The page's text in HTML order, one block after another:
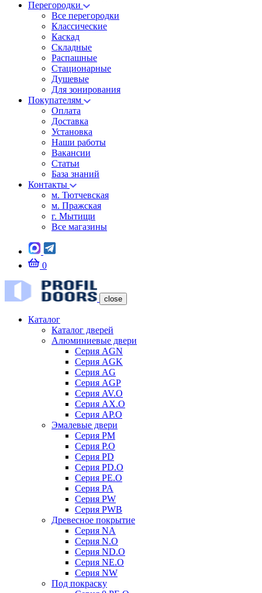
Перегородки
Все перегородки
Классические
Каскад
Складные
Распашные
Стационарные
Душевые
Для зонирования
Покупателям
Оплата
Доставка
Установка
Наши работы
Вакансии
Статьи
База знаний
Контакты
м. Тютчевская
м. Пражская
г. Мытищи
Все магазины
0
close
Каталог
Каталог дверей
Алюминиевые двери
Серия AGN
Серия AGK
Серия AG
Серия AGP
Серия AV.O
Серия AX.O
Серия AP.O
Эмалевые двери
Серия PM
Серия P.O
Серия PD
Серия PD.O
Серия PE.O
Серия PA
Серия PW
Серия PWB
Древесное покрытие
Серия NA
Серия N.O
Серия ND.O
Серия NE.O
Серия NW
Под покраску